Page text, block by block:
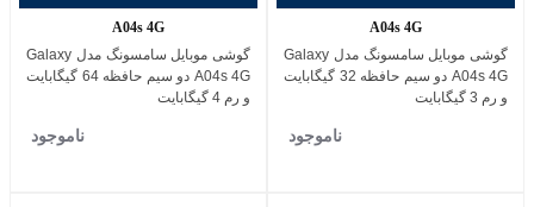
A04s 4G
گوشی موبایل سامسونگ مدل Galaxy
A04s 4G دو سیم حافظه 32 گیگابایت
و رم 3 گیگابایت
ناموجود
A04s 4G
گوشی موبایل سامسونگ مدل Galaxy
A04s 4G دو سیم حافظه 64 گیگابایت
و رم 4 گیگابایت
ناموجود